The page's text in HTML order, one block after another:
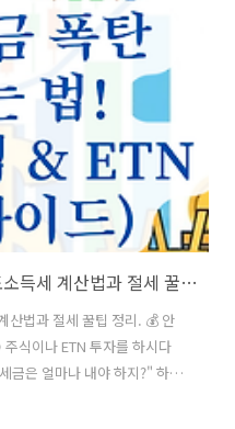
도 있습니다.오늘은 2025년
고 신고 방법까지 아주 상세
독하시면 복잡한 세금 계산,
1. 국내..
주식/ETN 팔 때 내는 세금, 양도소득세 계산법과 절세 꿀팁 정리.
산법과 절세 꿀팁 정리. 💰 안
식이나 ETN 투자를 하시다
금은 얼마나 내야 하지?" 하고
익이 나면 무조건 신고해야